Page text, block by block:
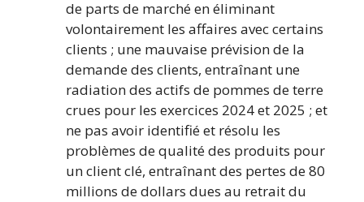
de parts de marché en éliminant
volontairement les affaires avec certains
clients ; une mauvaise prévision de la
demande des clients, entraînant une
radiation des actifs de pommes de terre
crues pour les exercices 2024 et 2025 ; et
ne pas avoir identifié et résolu les
problèmes de qualité des produits pour
un client clé, entraînant des pertes de 80
millions de dollars dues au retrait du